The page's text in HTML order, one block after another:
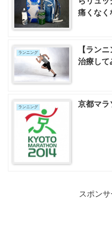
痛くなく
ランニング
【ラン
治療して
ランニング 京都マラ
スポン